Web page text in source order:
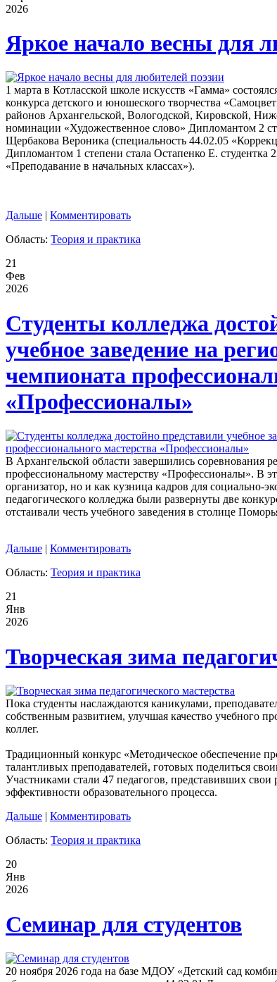
2026
Яркое начало весны для
1 марта в Котласской школе искусств «Гамма»
конкурса детского и юношеского творчества
районов Архангельской, Вологодской, Кировской,
номинации «Художественное слово» Дипломантом 2
Щербакова Вероника (специальность 44.02.05
Дипломантом 1 степени стала Остапенко Е. студентка
«Преподавание в начальных классах»).
Дальше | Комментировать
Область: Теория и практика
21
Фев
2026
Студенты колледжа
учебное заведение на
чемпионата
«Профессионалы»
В Архангельской области завершились соревнования
профессиональному мастерству «Профессионалы». В
организатор, но и как кузница кадров для социально-
педагогического колледжа были развернуты две
отстаивали честь учебного заведения в столице
Дальше | Комментировать
Область: Теория и практика
21
Янв
2026
Творческая зима
Пока студенты наслаждаются каникулами,
собственным развитием, улучшая качество учебного
коллег.
Традиционный конкурс «Методическое обеспечение
талантливых преподавателей, готовых поделиться
Участниками стали 47 педагогов, представивших
эффективности образовательного процесса.
Дальше | Комментировать
Область: Теория и практика
20
Янв
2026
Семинар для студентов
20 ноября 2026 года на базе МДОУ «Детский сад